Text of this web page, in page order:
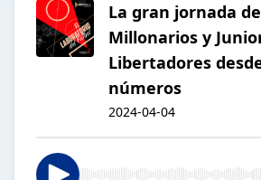
La gran jornada de
Millonarios y
Libertadores
números
2024-04-04